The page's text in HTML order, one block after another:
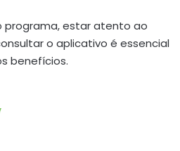
programa, estar atento ao
o aplicativo é essencial
benefícios.